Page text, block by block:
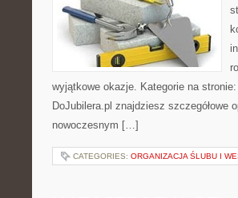
wyjątkowe okazje. Kategorie na
DoJubilera.pl znajdziesz szczegółowe
nowoczesnym […]
CATEGORIES: ORGANIZACJA ŚLUBU I